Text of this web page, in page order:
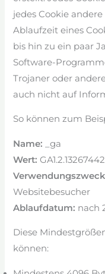
jedes Cookie
Ablaufzeit eines
bis hin zu ein paar
Software-
Trojaner oder
auch nicht auf
So können zum
Name: _ga
Wert:
Websitebesucher
Ablaufdatum: nach
Diese
können: